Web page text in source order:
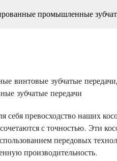
промышленные
винтовые зубчатые
зубчатые передачи
себя превосходство наших
с точностью. Эти
передовых
производительность.